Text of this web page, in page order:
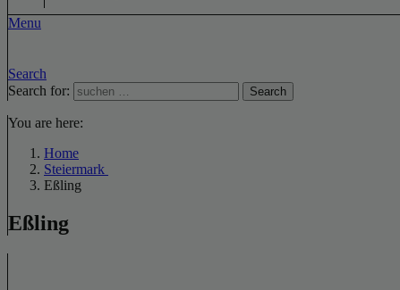
Menu
Search
Search for:
Search
You are here:
Home
Steiermark
Eßling
Eßling